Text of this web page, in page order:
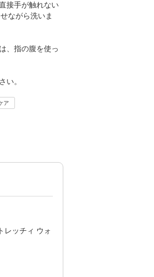
接手が触れない
ながら洗いま
、指の腹を使っ
い。
ア
レッチィ ウォ